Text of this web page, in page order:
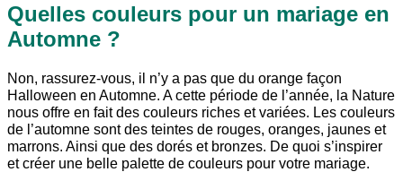
Quelles couleurs pour un mariage en
Automne ?
Non, rassurez-vous, il n’y a pas que du orange façon
Halloween en Automne. A cette période de l’année, la Nature
nous offre en fait des couleurs riches et variées. Les couleurs
de l’automne sont des teintes de rouges, oranges, jaunes et
marrons. Ainsi que des dorés et bronzes. De quoi s’inspirer
et créer une belle palette de couleurs pour votre mariage.